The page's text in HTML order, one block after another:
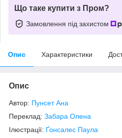
Що таке купити з Пром?
Замовлення під захистом
Опис Характеристики
Опис
Автор: Пунсет Ана
Переклад: Забара Олена
Ілюстрації: Ґонсалес Паула